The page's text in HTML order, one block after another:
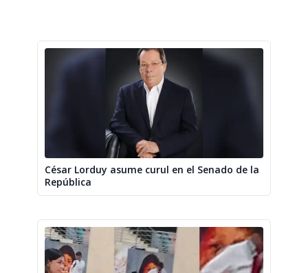
César Lorduy asume curul en el Senado de la
República